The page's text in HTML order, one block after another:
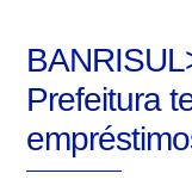
Prefeitura